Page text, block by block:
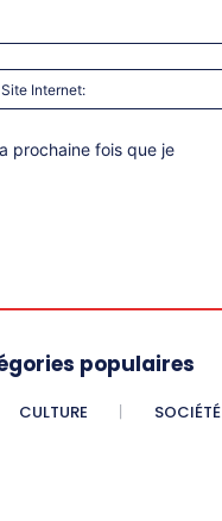
prochaine fois que je
populaires
CULTURE SOCIÉTÉ